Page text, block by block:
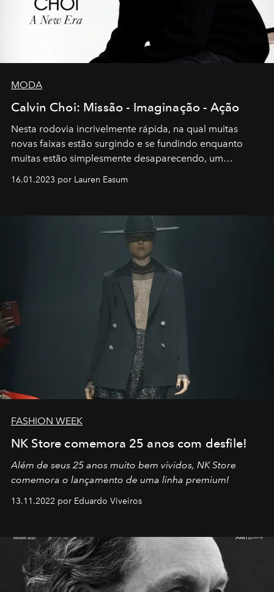
MODA
Calvin Choi: Missão - Imaginação - Ação
Nesta rodovia incrivelmente rápida, na qual muitas
novas faixas estão surgindo e se fundindo enquanto
muitas estão simplesmente desaparecendo, um
transportador AMTD abrindo caminho para muitos
por propósitos, com um claro senso de missão na vida e
16.01.2023 por Lauren Easum
FASHION WEEK
NK Store comemora 25 anos com desfile!
Além de seus 25 anos muito bem vividos, NK Store
comemora o lançamento de uma linha premium!
13.11.2022 por Eduardo Viveiros